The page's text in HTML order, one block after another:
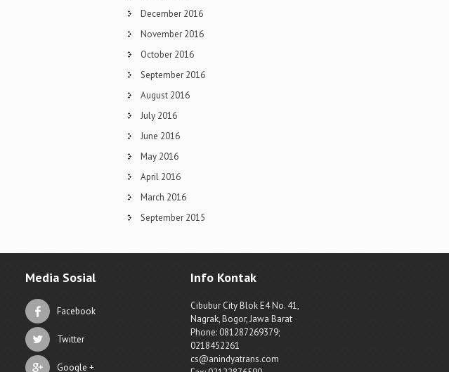
December 2016
November 2016
October 2016
September 2016
August 2016
July 2016
June 2016
May 2016
April 2016
March 2016
September 2015
Media Sosial
Facebook
Twitter
Google +
Info Kontak
Cibubur City Blok E4 No. 41,
Nagrak, Bogor, Jawa Barat
Phone: 081287269379;
0218452261
cs@anindyatrans.com